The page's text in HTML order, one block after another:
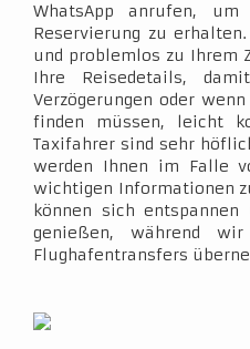
WhatsApp anrufen,
Reservierung zu
und problemlos zu Ihrem
Ihre Reisedetails,
Verzögerungen oder
finden müssen, leicht
Taxifahrer sind sehr
werden Ihnen im Falle
wichtigen Informationen
können sich
genießen, während
Flughafentransfers